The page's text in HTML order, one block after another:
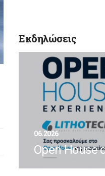
Εκδηλώσεις
06.2026
Open House